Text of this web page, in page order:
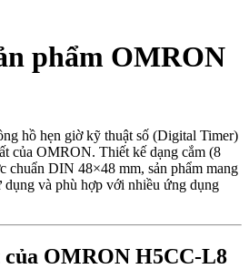
phẩm OMRON
hồ hẹn giờ kỹ thuật số (Digital Timer)
của OMRON. Thiết kế dạng cắm (8
chuẩn DIN 48×48 mm, sản phẩm mang
dụng và phù hợp với nhiều ứng dụng
OMRON H5CC-L8